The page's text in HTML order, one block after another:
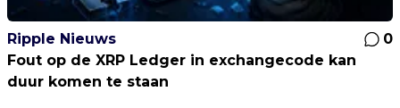
Ripple Nieuws
0
Fout op de XRP Ledger in exchangecode kan
duur komen te staan